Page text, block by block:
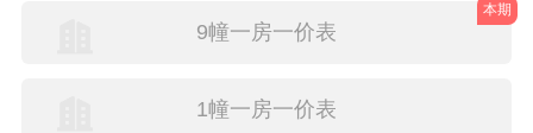
9幢一房一价表
本期
1幢一房一价表